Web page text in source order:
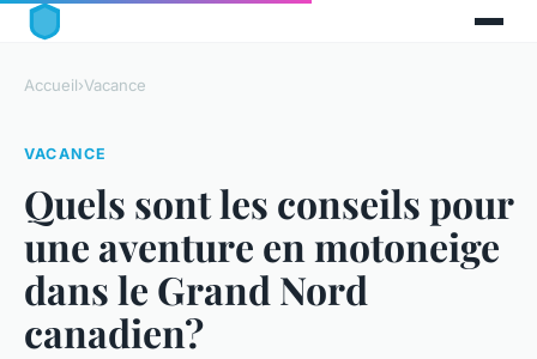
Accueil›Vacance
VACANCE
Quels sont les conseils pour
une aventure en motoneige
dans le Grand Nord
canadien?